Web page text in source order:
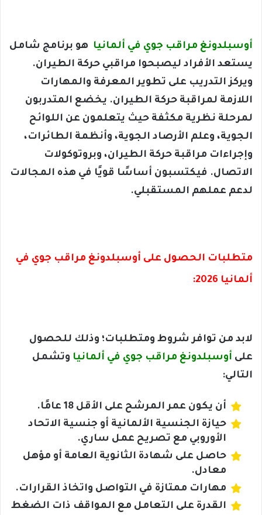
أوسبلدونغ مراقب جوي في ألمانيا هو برنامج شامل
يستعد الأفراد ليصبحوا مراقبي حركة الطيران.
ويركز التدريب على تطوير المعرفة والمهارات
اللازمة لمراقبة حركة الطيران. يخضع المتدربون
لمرحلة نظرية مكثفة حيث يتعلمون عن اللوائح
الجوية، وعلم الأرصاد الجوية، وأنظمة الطائرات،
وإجراءات مراقبة حركة الطيران، وبروتوكولات
الاتصال. فيكتسبون أساسًا قويًا في هذه المجالات
لدعم عملهم المستقبلي.
متطلبات الحصول على أوسبلدونغ مراقب جوي في
ألمانيا 2026:
لابد من توافر شروط ومتطلبات؛ وذلك للحصول
على أوسبلدونغ مراقب جوي في ألمانيا وتشمل
التالي:
أن يكون عمر المرشح على الأقل 18 عامًا.
حيازة الجنسية الألمانية أو جنسية الاتحاد
الأوروبي مع تصريح عمل ساري.
حاصل على شهادة الثانوية العامة أو مؤهل
معادل.
مهارات ممتازة في التواصل واتخاذ القرارات.
القدرة على التعامل مع المواقف ذات الضغط